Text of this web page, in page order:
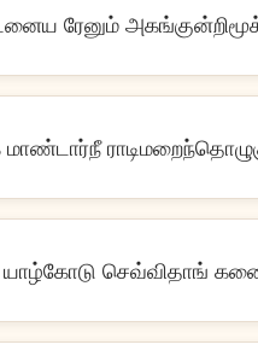
ரேனும்
செவ்விதாங்